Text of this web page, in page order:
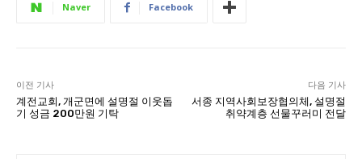
Naver Facebook
이전 기사
계전교회, 개군면에 설명절 이웃돕
기 성금 200만원 기탁
다음 기사
서종 지역사회보장협의체, 설명절
취약계층 선물꾸러미 전달